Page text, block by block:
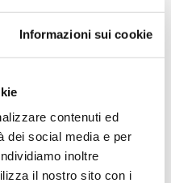
Informazioni sui cookie
contenuti ed
dei social media e per
inoltre
il nostro sito con i
Veneto, 30021, Italia